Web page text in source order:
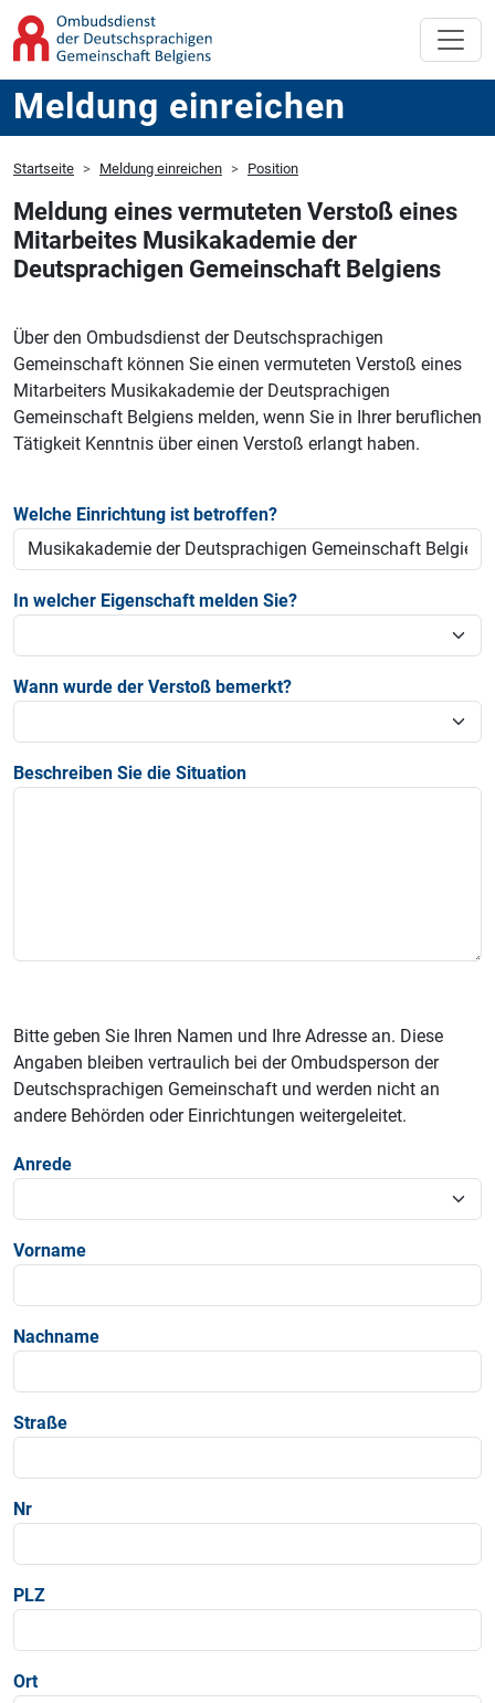
Meldung einreichen
Startseite Meldung einreichen Position
Meldung eines vermuteten Verstoß eines
Mitarbeites Musikakademie der
Deutsprachigen Gemeinschaft Belgiens
Über den Ombudsdienst der Deutschsprachigen
Gemeinschaft können Sie einen vermuteten Verstoß eines
Mitarbeiters Musikakademie der Deutsprachigen
Gemeinschaft Belgiens melden, wenn Sie in Ihrer beruflichen
Tätigkeit Kenntnis über einen Verstoß erlangt haben.
Welche Einrichtung ist betroffen?
In welcher Eigenschaft melden Sie?
Wann wurde der Verstoß bemerkt?
Beschreiben Sie die Situation
Bitte geben Sie Ihren Namen und Ihre Adresse an. Diese
Angaben bleiben vertraulich bei der Ombudsperson der
Deutschsprachigen Gemeinschaft und werden nicht an
andere Behörden oder Einrichtungen weitergeleitet.
Anrede
Vorname
Nachname
Straße
Nr
PLZ
Ort